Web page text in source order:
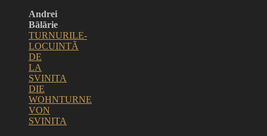
Andrei
Bãlãrie
TURNURILE-
LOCUINTÃ
DE
LA
SVINITA
DIE
WOHNTURNE
VON
SVINITA